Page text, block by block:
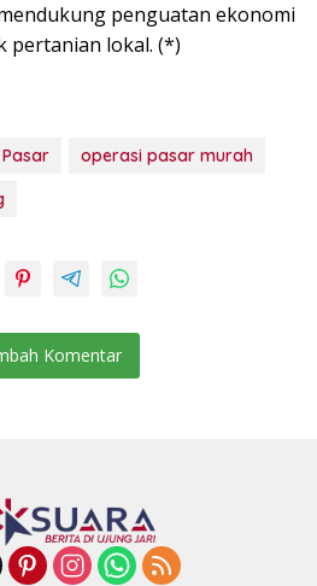
penguatan ekonomi
pertanian lokal. (*)
operasi pasar murah
Komentar